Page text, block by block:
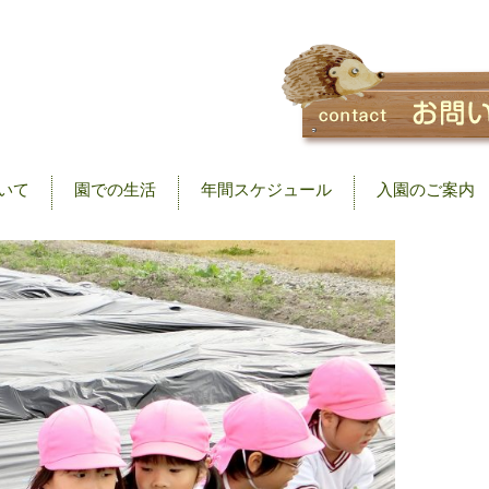
て 園での生活 年間スケジュール 入園のご案内